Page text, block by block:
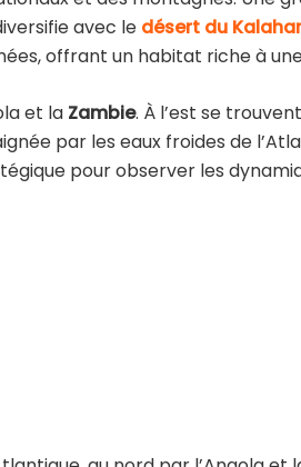
avec le désert du
offrant un habitat riche à
et la Zambie. À l’est se
par les eaux froides de
pour observer les